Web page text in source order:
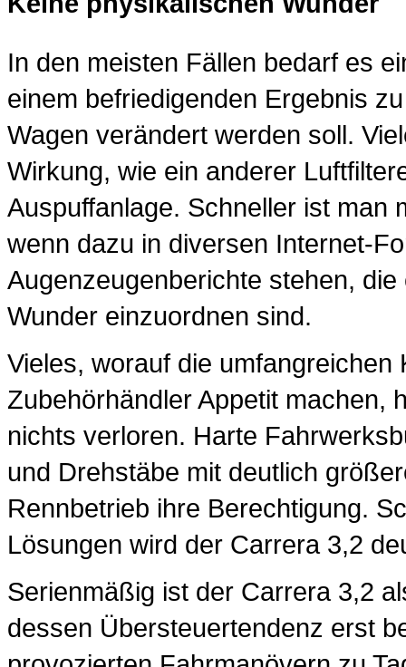
In den meisten Fällen bedarf es
einem befriedigenden Ergebnis
Wagen verändert werden soll.
Wirkung, wie ein anderer
Auspuffanlage. Schneller ist man
wenn dazu in diversen Internet-
Augenzeugenberichte stehen,
Wunder einzuordnen sind.
Vieles, worauf die
Zubehörhändler Appetit machen,
nichts verloren. Harte
und Drehstäbe mit deutlich
Rennbetrieb ihre Berechtigung.
Lösungen wird der Carrera 3,2
Serienmäßig ist der Carrera 3,2
dessen Übersteuertendenz erst